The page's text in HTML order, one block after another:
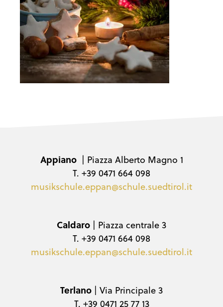
Appiano | Piazza Alberto Magno 1
T. +39 0471 664 098
musikschule.eppan@schule.suedtirol.it
Caldaro | Piazza centrale 3
T. +39 0471 664 098
musikschule.eppan@schule.suedtirol.it
Terlano | Via Principale 3
T. +39 0471 25 77 13